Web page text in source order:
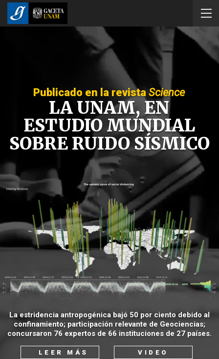
VIDEO
LA UNAM, EN
ESTUDIO MUNDIAL
LEER MÁS
SOBRE RUIDO SÍSMICO
Publicado en la revista Science
La estridencia antropogénica bajó 50 por ciento debido al
confinamiento; participación relevante de Geociencias;
concursaron 76 expertos de 66 instituciones de 27 países.